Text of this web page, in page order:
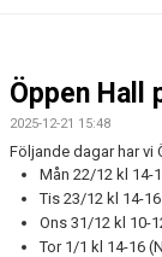
DOKUMENT
Öppen Hall
2025-12-21 15:48
Följande dagar har vi
Mån 22/12 kl 14-
Tis 23/12 kl 14-16
Ons 31/12 kl 10-
Tor 1/1 kl 14-16